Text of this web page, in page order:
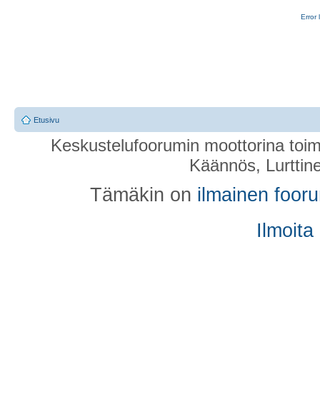
Error
Etusivu
Keskustelufoorumin moottorina
Käännös,
Tämäkin on ilmainen